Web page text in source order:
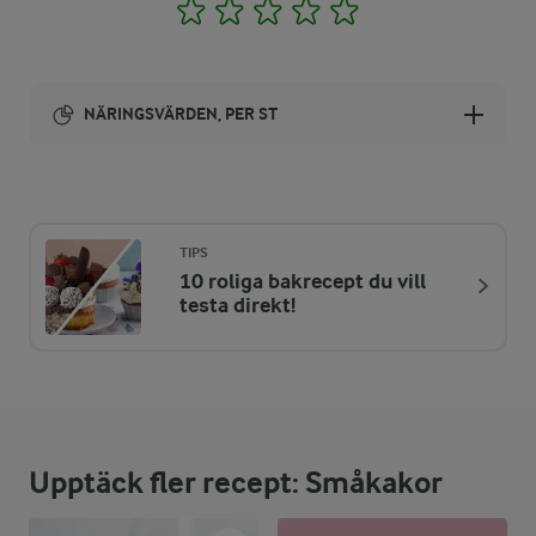
1 2 3 4
NÄRINGSVÄRDEN, PER ST
ENERGIDISTRIBUTION %
NÄRINGSVÄRDEN PER ST
Fett:
53,3 %
5,5 g
TIPS
10 roliga bakrecept du vill
testa direkt!
Upptäck fler recept: Småkakor